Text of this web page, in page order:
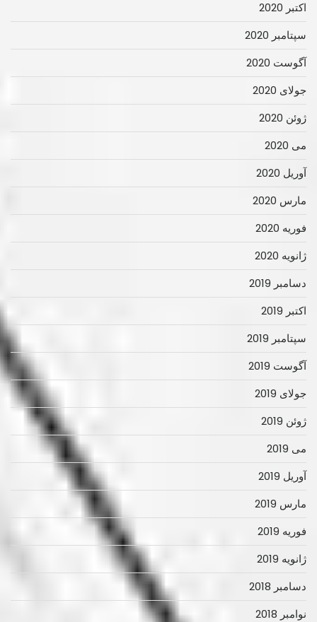
اکتبر 2020
سپتامبر 2020
آگوست 2020
جولای 2020
ژوئن 2020
می 2020
آوریل 2020
مارس 2020
فوریه 2020
ژانویه 2020
دسامبر 2019
اکتبر 2019
سپتامبر 2019
آگوست 2019
جولای 2019
ژوئن 2019
می 2019
آوریل 2019
مارس 2019
فوریه 2019
ژانویه 2019
دسامبر 2018
نوامبر 2018